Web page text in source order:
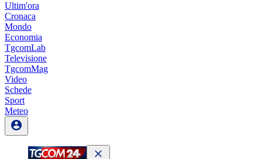
Ultim'ora
Cronaca
Mondo
Economia
TgcomLab
Televisione
TgcomMag
Video
Schede
Sport
Meteo